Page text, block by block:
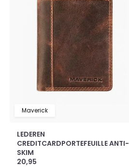
Maverick
LEDEREN
CREDITCARDPORTEFEUILLE ANTI-
SKIM
20,95